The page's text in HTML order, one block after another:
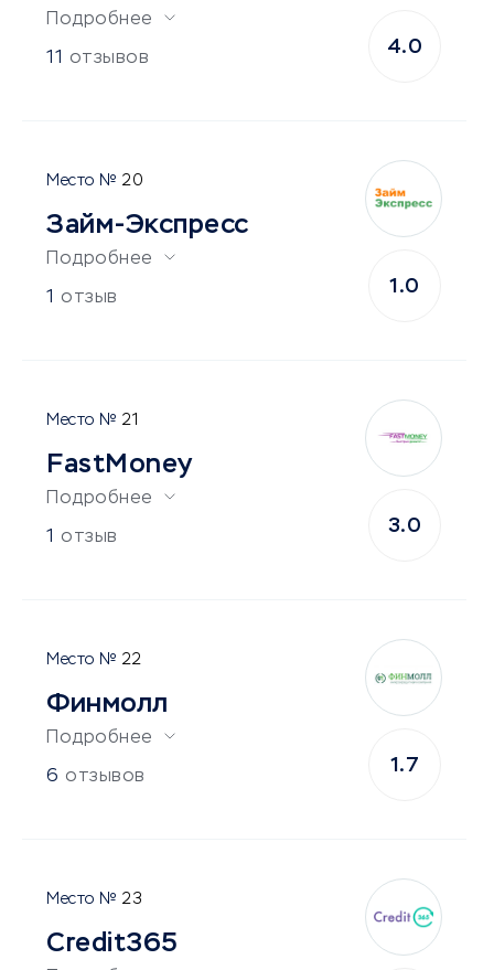
Подробнее
11 отзывов
4.0
20
Займ-Экспресс
Подробнее
1 отзыв
1.0
21
FastMoney
Подробнее
1 отзыв
3.0
22
Финмолл
Подробнее
6 отзывов
1.7
23
Credit365